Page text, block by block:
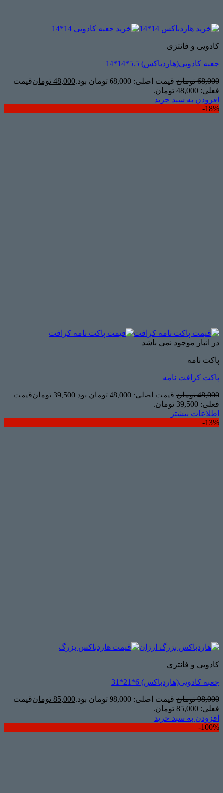
کادویی و فانتزی
جعبه کادویی(هاردباکس) 5.5*14*14
68,000 تومان قیمت اصلی: 68,000 تومان بود. 48,000 تومانقیمت
فعلی: 48,000 تومان.
افزودن به سبد خرید
18%-
در انبار موجود نمی باشد
پاکت نامه
پاکت کرافت نامه
48,000 تومان قیمت اصلی: 48,000 تومان بود. 39,500 تومانقیمت
فعلی: 39,500 تومان.
اطلاعات بیشتر
13%-
کادویی و فانتزی
جعبه کادویی(هاردباکس) 6*21*31
98,000 تومان قیمت اصلی: 98,000 تومان بود. 85,000 تومانقیمت
فعلی: 85,000 تومان.
افزودن به سبد خرید
100%-